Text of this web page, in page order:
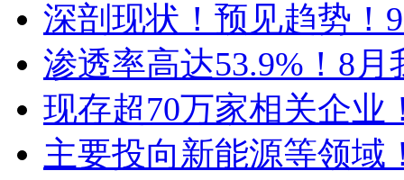
深剖现状！预见趋势！
渗透率高达53.9%！8
现存超70万家相关企业
主要投向新能源等领域